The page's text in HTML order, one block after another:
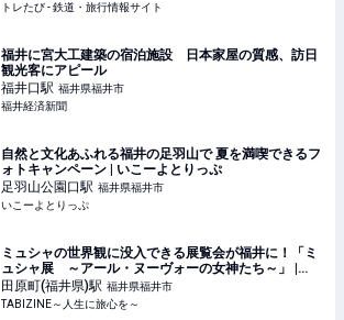
トレたび - 鉄道・旅行情報サイト
福井に宮大工建築の宿泊施設 日本家屋の質感、訪日
観光客にアピール
福井口駅 福井県福井市
福井経済新聞
自然と文化あふれる福井の足羽山で 夏を満喫できるフ
ォトキャンペーン | いこーよとりっぷ
足羽山公園口駅 福井県福井市
いこーよとりっぷ
ミュシャの世界観に没入できる展覧会が福井に！「ミ
ュシャ展 ～アール・ヌーヴォーの女神たち～」 |
TABIZINE～人生に旅心を～
田原町(福井県)駅 福井県福井市
TABIZINE～人生に旅心を～